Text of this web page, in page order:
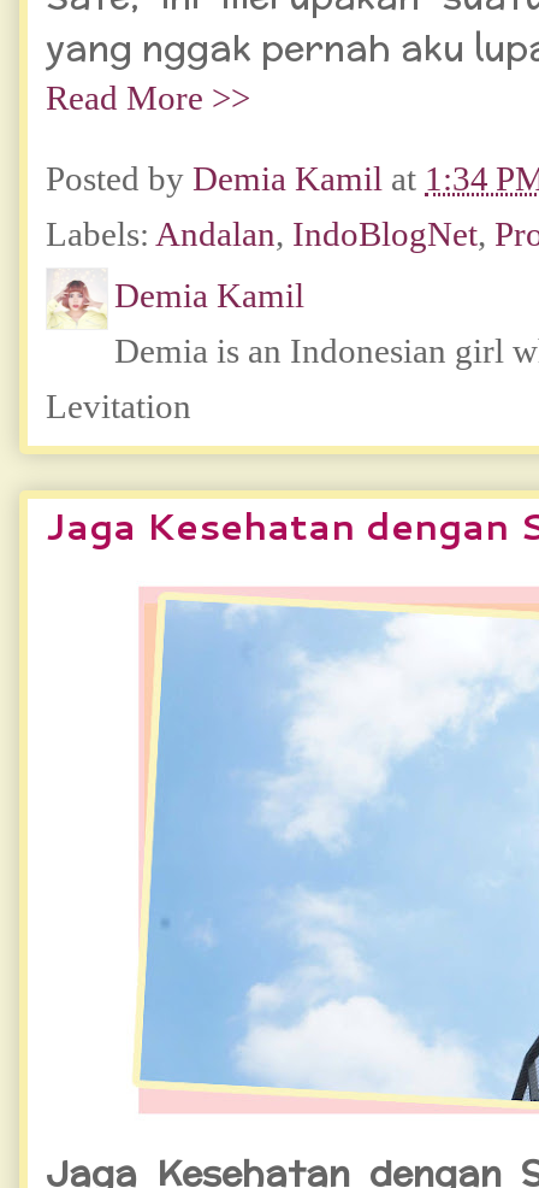
yang nggak pernah aku
Read More >>
Posted by Demia Kamil at 1:34
Labels: Andalan, IndoBlogNet,
Demia Kamil
Demia is an Indonesian girl
Levitation
Jaga Kesehatan dengan
Jaga Kesehatan dengan